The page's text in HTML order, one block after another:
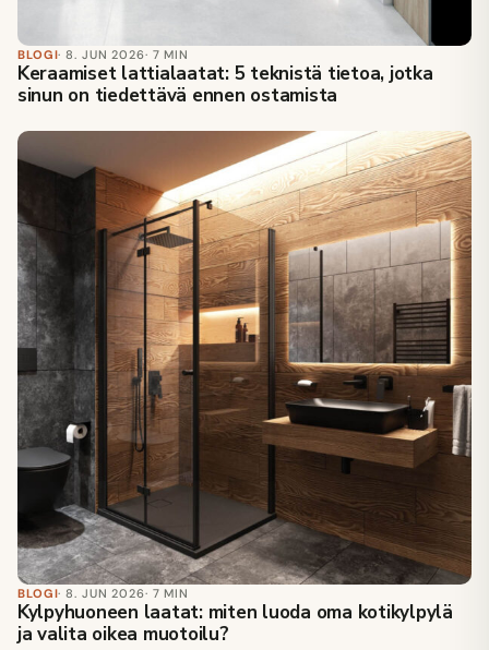
BLOGI· 8. JUN 2026· 7 MIN
Keraamiset lattialaatat: 5 teknistä tietoa, jotka
sinun on tiedettävä ennen ostamista
BLOGI· 8. JUN 2026· 7 MIN
Kylpyhuoneen laatat: miten luoda oma kotikylpylä
ja valita oikea muotoilu?